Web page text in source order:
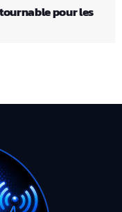
pour les